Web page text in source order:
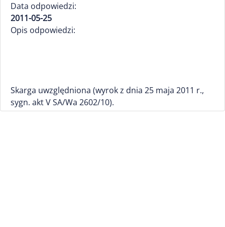
Data odpowiedzi:
2011-05-25
Opis odpowiedzi:
Skarga uwzględniona (wyrok z dnia 25 maja 2011 r.,
sygn. akt V SA/Wa 2602/10).